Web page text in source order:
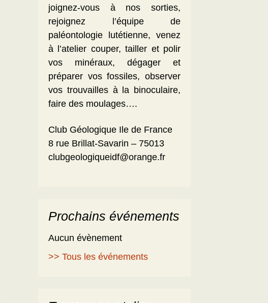
joignez-vous à nos sorties,
rejoignez l’équipe de
paléontologie lutétienne, venez
à l’atelier couper, tailler et polir
vos minéraux, dégager et
préparer vos fossiles, observer
vos trouvailles à la binoculaire,
faire des moulages….
Club Géologique Ile de France
8 rue Brillat-Savarin – 75013
clubgeologiqueidf@orange.fr
Prochains événements
Aucun évènement
>> Tous les événements